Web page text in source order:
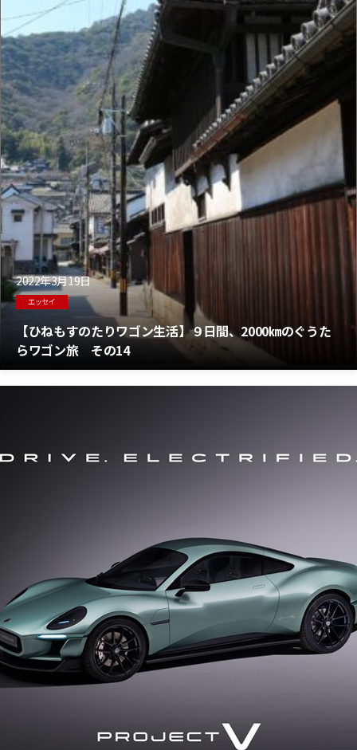
2022年3月19日
エッセイ
【ひねもすのたりワゴン生活】９日間、2000㎞のぐうた
らワゴン旅 その14